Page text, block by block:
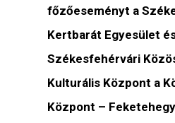
főzőeseményt a
Kertbarát Egyesület
Székesfehérvári
Kulturális Központ a
Központ –